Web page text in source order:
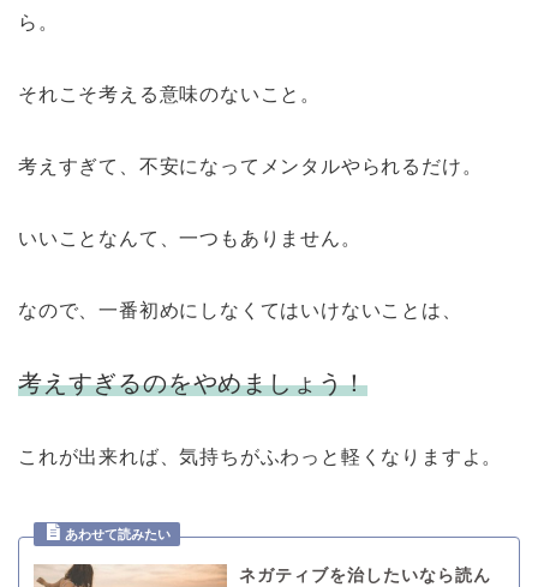
ら。
それこそ考える意味のないこと。
考えすぎて、不安になってメンタルやられるだけ。
いいことなんて、一つもありません。
なので、一番初めにしなくてはいけないことは、
考えすぎるのをやめましょう！
これが出来れば、気持ちがふわっと軽くなりますよ。
ネガティブを治したいなら読ん